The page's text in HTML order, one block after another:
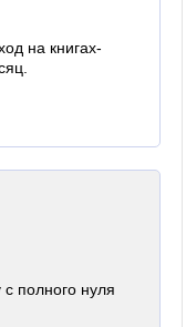
на книгах-
полного нуля